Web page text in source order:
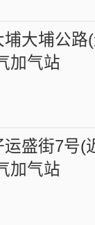
埔大埔公路
加气站
运盛街7号(
加气站